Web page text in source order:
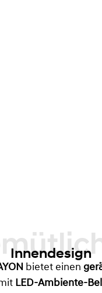
Gemütliches
Innendesign
bietet einen
LED-Ambiente-